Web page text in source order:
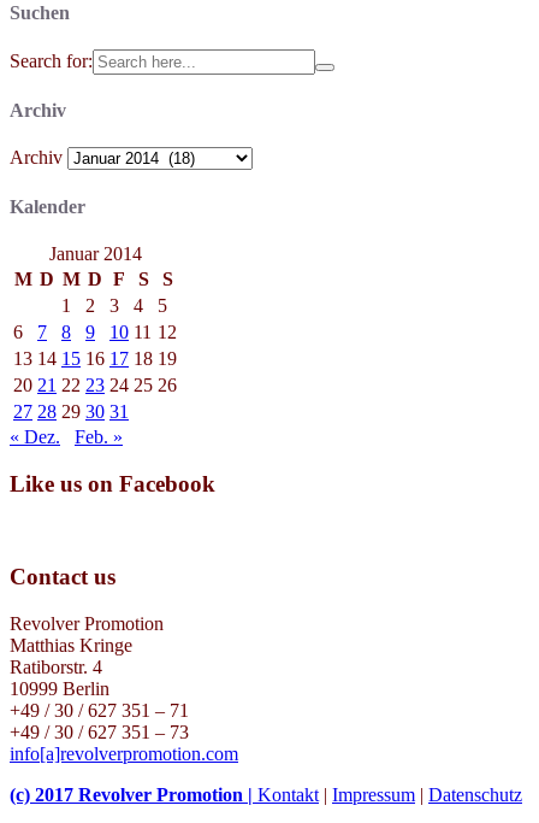
Suchen
Search for:
Archiv
Archiv
Kalender
Januar 2014
M D M D F S
S
1
2 3 4
5
6
7 8 9 10 11 12
13 14 15 16 17 18 19
20 21 22 23 24 25 26
27 28 29 30 31
« Dez.
Feb. »
Like us on Facebook
Contact us
Revolver Promotion
Matthias Kringe
Ratiborstr. 4
10999 Berlin
+49 / 30 / 627 351 – 71
+49 / 30 / 627 351 – 73
info[a]revolverpromotion.com
(c) 2017 Revolver Promotion | Kontakt | Impressum | Datenschutz